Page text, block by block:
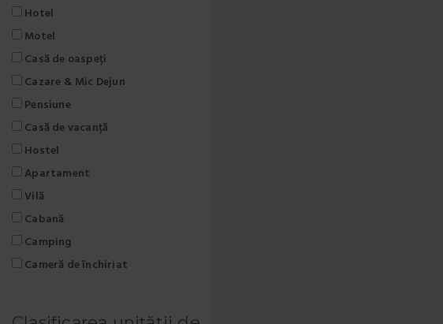
Hotel
Motel
Casă de oaspeți
Cazare & Mic Dejun
Pensiune
Casă de vacanță
Hostel
Apartament
Vilă
Cabană
Camping
Cameră de închiriat